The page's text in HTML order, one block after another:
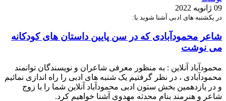
09 ژانویه 2022
در یکشنبه های ادبی آشنا شوید با:
شاعر محمودآبادی که در سن پایین داستان های کودکانه
می نوشت
محمودآباد آنلاین : به منظور معرفی شاعران و نویسندگان توانمند
محمودآبادی ، در نظر گرفتیم یک شنبه های ادبی را راه اندازی نمائیم
و در یازدهمین بخش ستون ادبى محمودآباد آنلاين شما را با زوج
شاعر و هنرمند بنام محدثه مهدوی آشنا خواهیم کرد.